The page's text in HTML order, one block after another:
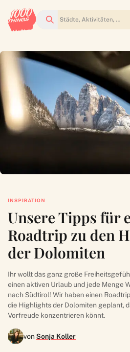
Suchen
INSPIRATION
Unsere Tipps für
Roadtrip zu den
der Dolomiten
Ihr wollt das ganz große
einen aktiven Urlaub und jede Menge
nach Südtirol! Wir haben einen
die Highlights der Dolomiten geplant,
Vorfreude konzentrieren könnt.
vonSonja Koller